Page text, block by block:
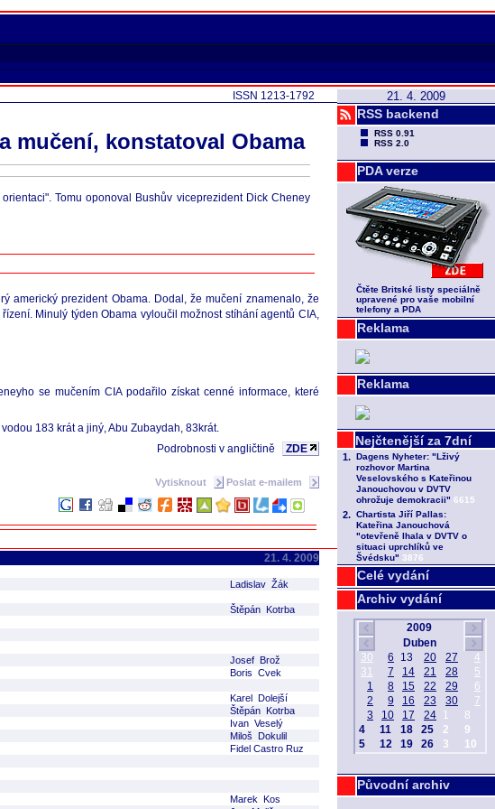
21. 4. 2009
RSS backend
RSS 0.91
RSS 2.0
PDA verze
Čtěte Britské listy speciálně
upravené pro vaše mobilní
telefony a PDA
Reklama
Reklama
Celé vydání
Archiv vydání
Původní archiv
ISSN 1213-1792
mučení, konstatoval Obama
Tomu oponoval Bushův viceprezident Dick Cheney
americký prezident Obama. Dodal, že mučení znamenalo, že
Minulý týden Obama vyloučil možnost stíhání agentů CIA,
se mučením CIA podařilo získat cenné informace, které
183 krát a jiný, Abu Zubaydah, 83krát.
Podrobnosti v angličtině
ZDE
Vytisknout Poslat e-mailem
21. 4. 2009
Ladislav Žák
Štěpán Kotrba
Josef Brož
Boris Cvek
Karel Dolejší
Štěpán Kotrba
Ivan Veselý
Miloš Dokulil
Fidel Castro Ruz
Marek Kos